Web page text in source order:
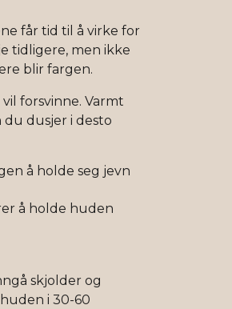
får tid til å virke for
tidligere, men ikke
blir fargen.
forsvinne. Varmt
dusjer i desto
å holde seg jevn
å holde huden
skjolder og
i 30-60